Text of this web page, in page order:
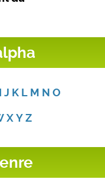
I J K L M N O
X Y Z